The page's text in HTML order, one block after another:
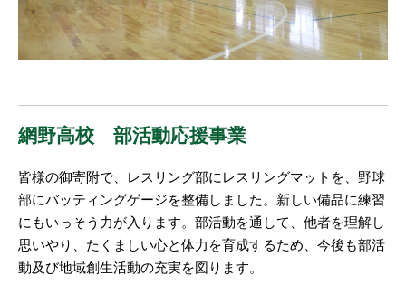
網野高校 部活動応援事業
皆様の御寄附で、レスリング部にレスリングマットを、野球
部にバッティングゲージを整備しました。新しい備品に練習
にもいっそう力が入ります。部活動を通して、他者を理解し
思いやり、たくましい心と体力を育成するため、今後も部活
動及び地域創生活動の充実を図ります。